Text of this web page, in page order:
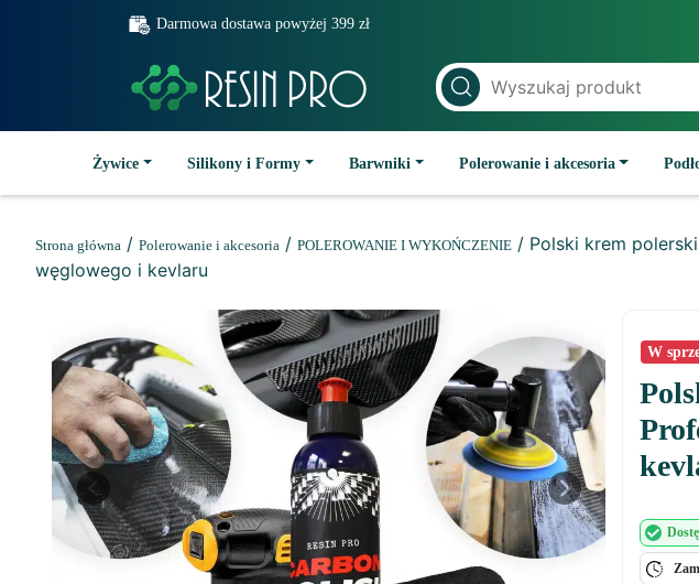
Darmowa dostawa powyżej 399 zł
Żywice Silikony i Formy Barwniki Polerowanie i akcesoria
Strona główna / Polerowanie i akcesoria / POLEROWANIE I WYKOŃCZENIE / Polski krem
węglowego i kevlaru
Previous Next
W